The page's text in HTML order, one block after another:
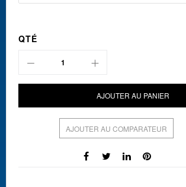
QTÉ
AJOUTER AU PANIER
AJOUTER AU COMPARATEUR